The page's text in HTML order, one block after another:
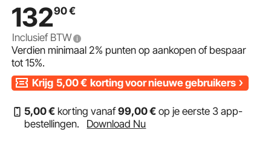
Buitenschommelset voor kinderen
13290€
Inclusief BTW
Verdien minimaal2% punten op aankopen of bespaar
tot15%.
Krijg 5,00€ korting voor nieuwe gebruikers
5,00€ korting vanaf99,00€ op je eerste 3 app-
bestellingen.
Download Nu